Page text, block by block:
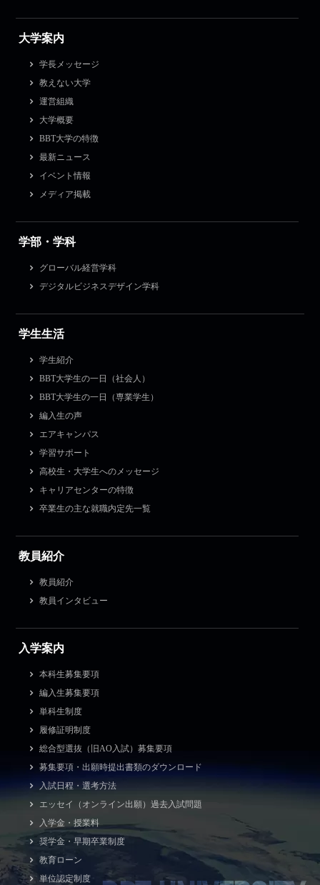
大学案内
学長メッセージ
教えない大学
運営組織
大学概要
BBT大学の特徴
最新ニュース
イベント情報
メディア掲載
学部・学科
グローバル経営学科
デジタルビジネスデザイン学科
学生生活
学生紹介
BBT大学生の一日（社会人）
BBT大学生の一日（専業学生）
編入生の声
エアキャンパス
学習サポート
高校生・大学生へのメッセージ
キャリアセンターの特徴
卒業生の主な就職内定先一覧
教員紹介
教員紹介
教員インタビュー
入学案内
本科生募集要項
編入生募集要項
単科生制度
履修証明制度
総合型選抜（旧AO入試）募集要項
募集要項・出願時提出書類のダウンロード
入試日程・選考方法
エッセイ（オンライン出願）過去入試問題
入学金・授業料
奨学金・早期卒業制度
教育ローン
単位認定制度